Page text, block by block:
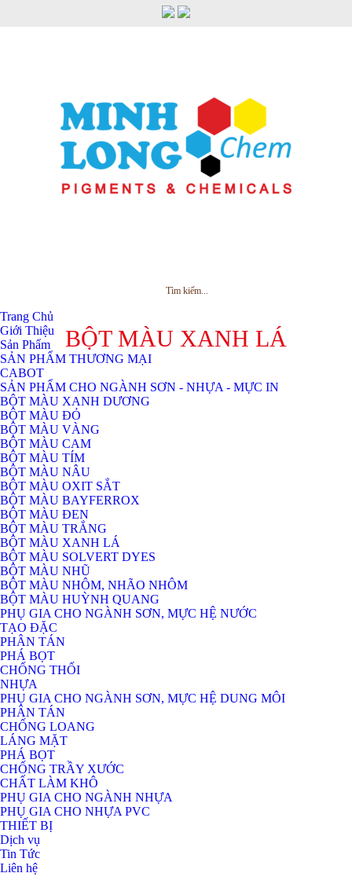
Trang Chủ
Giới Thiệu
Sản Phẩm
SẢN PHẨM THƯƠNG MẠI
CABOT
SẢN PHẨM CHO NGÀNH SƠN - NHỰA - MỰC IN
BỘT MÀU XANH DƯƠNG
BỘT MÀU ĐỎ
BỘT MÀU VÀNG
BỘT MÀU CAM
BỘT MÀU TÍM
BỘT MÀU NÂU
BỘT MÀU OXIT SẮT
BỘT MÀU BAYFERROX
BỘT MÀU ĐEN
BỘT MÀU TRẮNG
BỘT MÀU XANH LÁ
BỘT MÀU SOLVERT DYES
BỘT MÀU NHŨ
BỘT MÀU NHÔM, NHÃO NHÔM
BỘT MÀU HUỲNH QUANG
PHỤ GIA CHO NGÀNH SƠN, MỰC HỆ NƯỚC
TẠO ĐẶC
PHÂN TÁN
PHÁ BỌT
CHỐNG THỐI
NHỰA
PHỤ GIA CHO NGÀNH SƠN, MỰC HỆ DUNG MÔI
PHÂN TÁN
CHỐNG LOANG
LÁNG MẶT
PHÁ BỌT
CHỐNG TRẦY XƯỚC
CHẤT LÀM KHÔ
PHỤ GIA CHO NGÀNH NHỰA
PHỤ GIA CHO NHỰA PVC
THIẾT BỊ
Dịch vụ
Tin Tức
Liên hệ
BỘT MÀU XANH LÁ